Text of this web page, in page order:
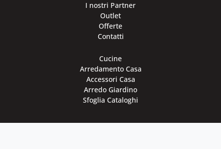
I nostri Partner
Outlet
Offerte
Contatti
Cucine
Arredamento Casa
Accessori Casa
Arredo Giardino
Sfoglia Cataloghi